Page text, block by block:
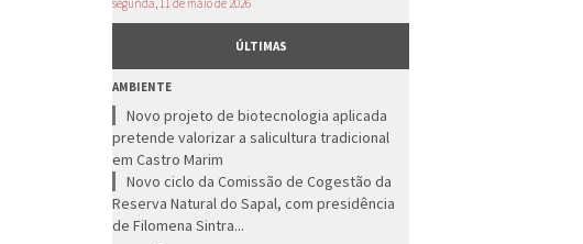
segunda, 11 de maio de 2026
ÚLTIMAS
AMBIENTE
Novo projeto de biotecnologia aplicada
pretende valorizar a salicultura tradicional
em Castro Marim
Novo ciclo da Comissão de Cogestão da
Reserva Natural do Sapal, com presidência
de Filomena Sintra...